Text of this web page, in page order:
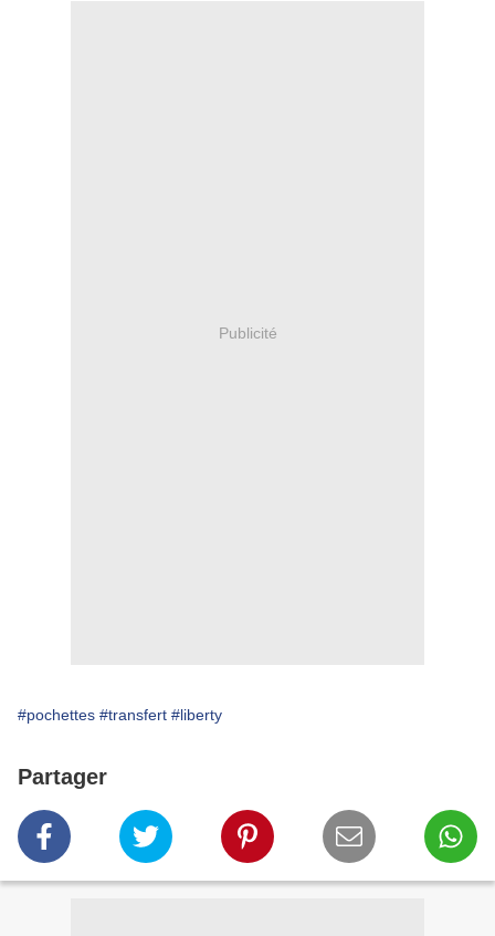
Publicité
#pochettes #transfert #liberty
Partager